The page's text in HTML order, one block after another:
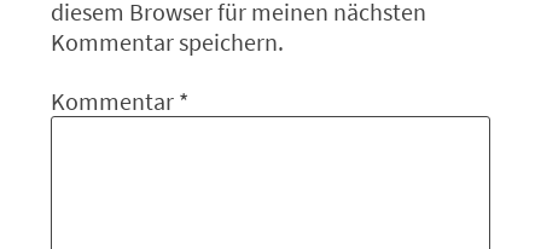
diesem Browser für meinen nächsten
Kommentar speichern.
Kommentar *